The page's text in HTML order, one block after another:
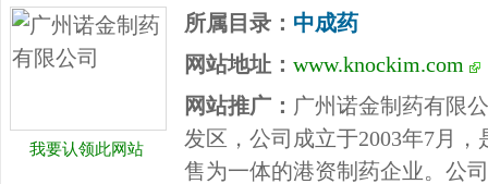
我要认领此网站
所属目录： 中成药
网站地址： www.knockim.com
网站推广： 广州诺金制药有限
发区，公司成立于2003年7月
售为一体的港资制药企业。公